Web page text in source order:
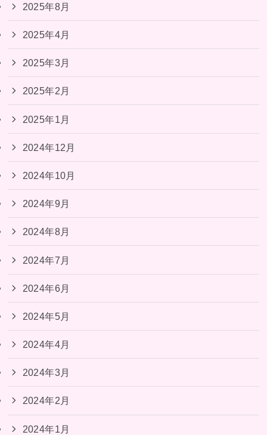
2025年8月
2025年4月
2025年3月
2025年2月
2025年1月
2024年12月
2024年10月
2024年9月
2024年8月
2024年7月
2024年6月
2024年5月
2024年4月
2024年3月
2024年2月
2024年1月